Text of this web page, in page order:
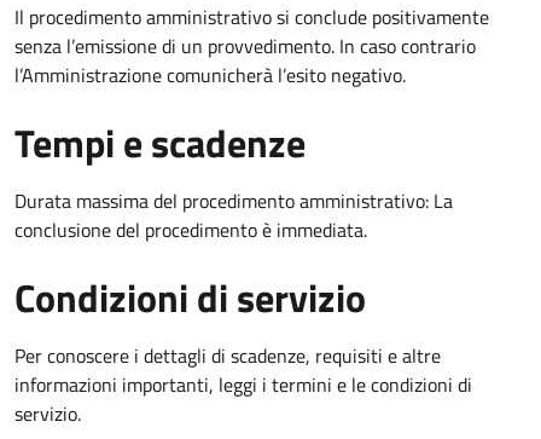
Il procedimento amministrativo si conclude positivamente
senza l’emissione di un provvedimento. In caso contrario
l’Amministrazione comunicherà l’esito negativo.
Tempi e scadenze
Durata massima del procedimento amministrativo: La
conclusione del procedimento è immediata.
Condizioni di servizio
Per conoscere i dettagli di scadenze, requisiti e altre
informazioni importanti, leggi i termini e le condizioni di
servizio.